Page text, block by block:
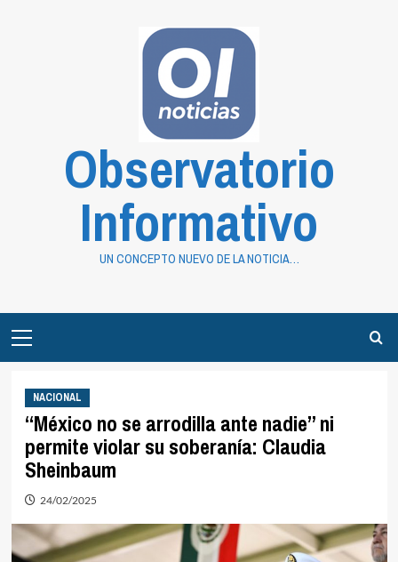
Observatorio
Informativo
UN CONCEPTO NUEVO DE LA NOTICIA…
Menu
NACIONAL
“México no se arrodilla ante nadie” ni
permite violar su soberanía: Claudia
Sheinbaum
24/02/2025